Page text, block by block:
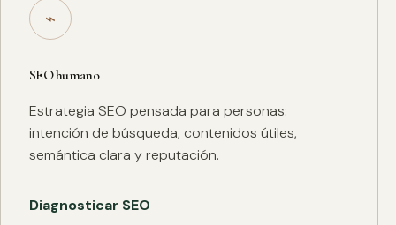
⌁
SEO humano
Estrategia SEO pensada para personas:
intención de búsqueda, contenidos útiles,
semántica clara y reputación.
Diagnosticar SEO